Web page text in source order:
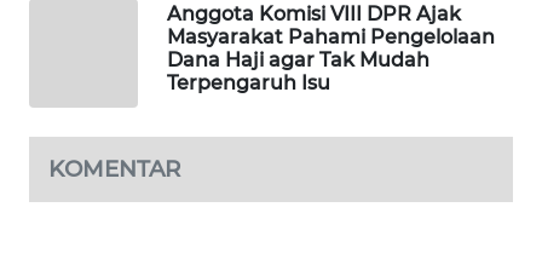
Anggota Komisi VIII DPR Ajak
Masyarakat Pahami Pengelolaan
Dana Haji agar Tak Mudah
Terpengaruh Isu
KOMENTAR
WN DELI
SERDANG